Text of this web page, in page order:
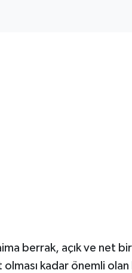
berrak, açık ve net
kadar önemli